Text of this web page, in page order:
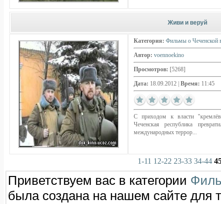
Живи и веруй
Категория: Фильмы о Чеченской
Автор: voennoekino
Просмотров: [5268]
Дата: 18.09.2012 Время: 11:45
С приходом к власти
Чеченская республика
международных террор...
1-11 12-22 23-33 34-44
Приветствуем вас в категории
была создана на нашем сайте для